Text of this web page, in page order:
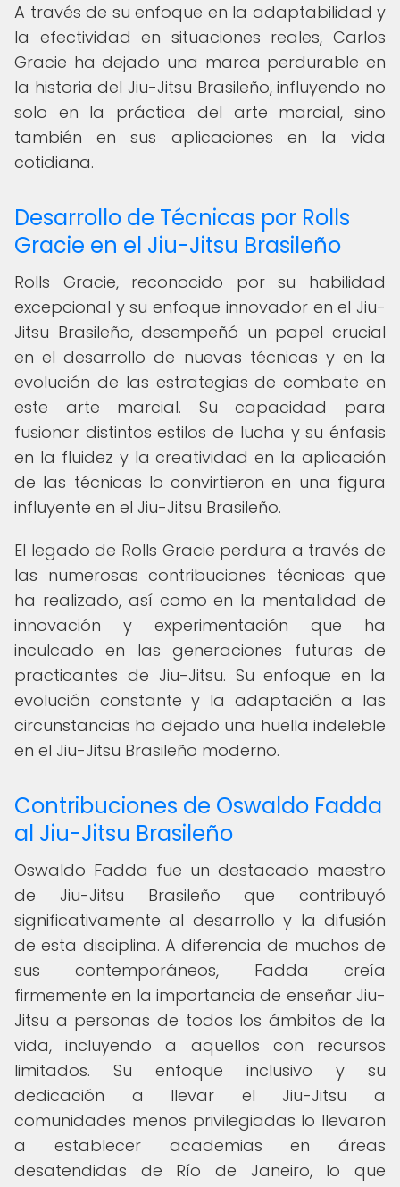
A través de su enfoque en la adaptabilidad y
la efectividad en situaciones reales, Carlos
Gracie ha dejado una marca perdurable en
la historia del Jiu-Jitsu Brasileño, influyendo no
solo en la práctica del arte marcial, sino
también en sus aplicaciones en la vida
cotidiana.
Desarrollo de Técnicas por Rolls
Gracie en el Jiu-Jitsu Brasileño
Rolls Gracie, reconocido por su habilidad
excepcional y su enfoque innovador en el Jiu-
Jitsu Brasileño, desempeñó un papel crucial
en el desarrollo de nuevas técnicas y en la
evolución de las estrategias de combate en
este arte marcial. Su capacidad para
fusionar distintos estilos de lucha y su énfasis
en la fluidez y la creatividad en la aplicación
de las técnicas lo convirtieron en una figura
influyente en el Jiu-Jitsu Brasileño.
El legado de Rolls Gracie perdura a través de
las numerosas contribuciones técnicas que
ha realizado, así como en la mentalidad de
innovación y experimentación que ha
inculcado en las generaciones futuras de
practicantes de Jiu-Jitsu. Su enfoque en la
evolución constante y la adaptación a las
circunstancias ha dejado una huella indeleble
en el Jiu-Jitsu Brasileño moderno.
Contribuciones de Oswaldo Fadda
al Jiu-Jitsu Brasileño
Oswaldo Fadda fue un destacado maestro
de Jiu-Jitsu Brasileño que contribuyó
significativamente al desarrollo y la difusión
de esta disciplina. A diferencia de muchos de
sus contemporáneos, Fadda creía
firmemente en la importancia de enseñar Jiu-
Jitsu a personas de todos los ámbitos de la
vida, incluyendo a aquellos con recursos
limitados. Su enfoque inclusivo y su
dedicación a llevar el Jiu-Jitsu a
comunidades menos privilegiadas lo llevaron
a establecer academias en áreas
desatendidas de Río de Janeiro, lo que